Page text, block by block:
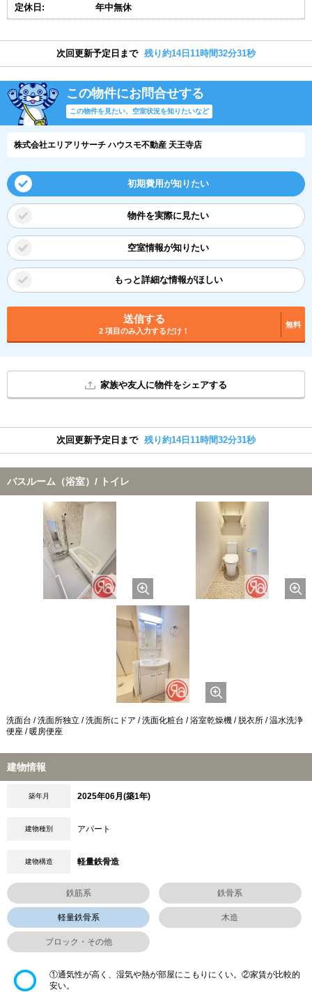
定休日: 年中無休
次回更新予定日まで 残り約14日11時間32分31秒
この物件にお問合せする
この物件を見たい、空室状況を知りたいなど
株式会社エリアリサーチ ハウスモ不動産 天王寺店
初期費用が知りたい
物件を実際に見たい
空室情報が知りたい
もっと詳細な情報がほしい
送信する
2 項目のみ入力するだけ！
無料
家族や友人に物件をシェアする
次回更新予定日まで 残り約14日11時間32分31秒
バスルーム（浴室）/ トイレ
洗面台 / 洗面所独立 / 洗面所にドア / 洗面化粧台 / 浴室乾燥機 / 脱衣所 / 温水洗浄
便座 / 暖房便座
建物情報
築年月 2025年06月(築1年)
建物種別 アパート
建物構造 軽量鉄骨造
鉄筋系 鉄骨系
軽量鉄骨系 木造
ブロック・その他
①通気性が高く、湿気や熱が部屋にこもりにくい。②家賃が比較的
安い。